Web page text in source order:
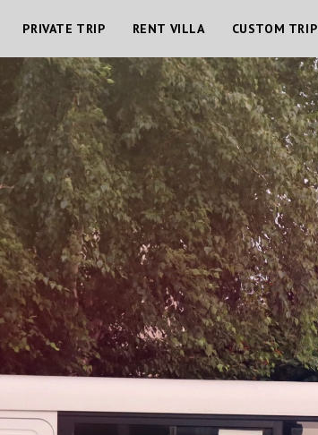
PRIVATE TRIP RENT VILLA CUSTOM TRIP